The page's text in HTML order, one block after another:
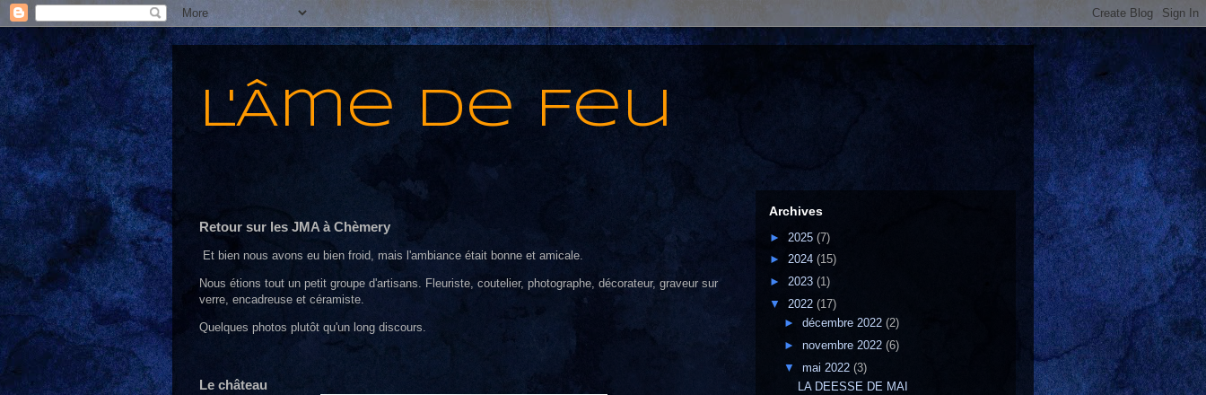
L'Âme de Feu
Retour sur les JMA à Chèmery
Et bien nous avons eu bien froid, mais l'ambiance était bonne et amicale.
Nous étions tout un petit groupe d'artisans. Fleuriste, coutelier, photographe, décorateur, graveur sur
verre, encadreuse et céramiste.
Quelques photos plutôt qu'un long discours.
Le château
Archives
► 2025 (7)
► 2024 (15)
► 2023 (1)
▼ 2022 (17)
► décembre 2022 (2)
► novembre 2022 (6)
▼ mai 2022 (3)
LA DEESSE DE MAI